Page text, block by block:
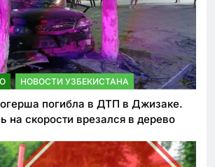
НОВОСТИ УЗБЕКИСТАНА
погибла в ДТП в Джизаке.
на скорости врезался в дерево